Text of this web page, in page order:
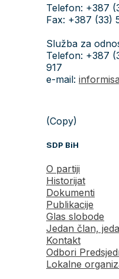
Telefon: +387
Fax: +387 (33)
Služba za
Telefon: +387
917
e-mail:
(Copy)
SDP BiH
O partiji
Historijat
Dokumenti
Publikacije
Glas slobode
Jedan član,
Kontakt
Odbori
Lokalne